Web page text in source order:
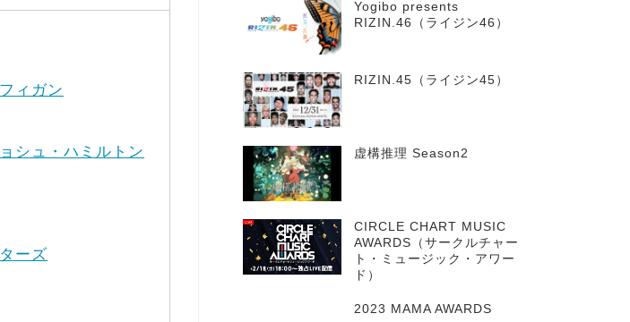
ィガン
シュ・ハミルトン
ーズ
Yogibo presents
RIZIN.46（ライジン46）
RIZIN.45（ライジン45）
虚構推理 Season2
CIRCLE CHART MUSIC
AWARDS（サークルチャー
ト・ミュージック・アワー
ド）
2023 MAMA AWARDS